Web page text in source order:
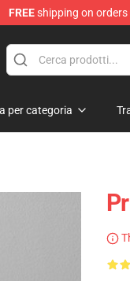
FREEshipping on orders
per categoria